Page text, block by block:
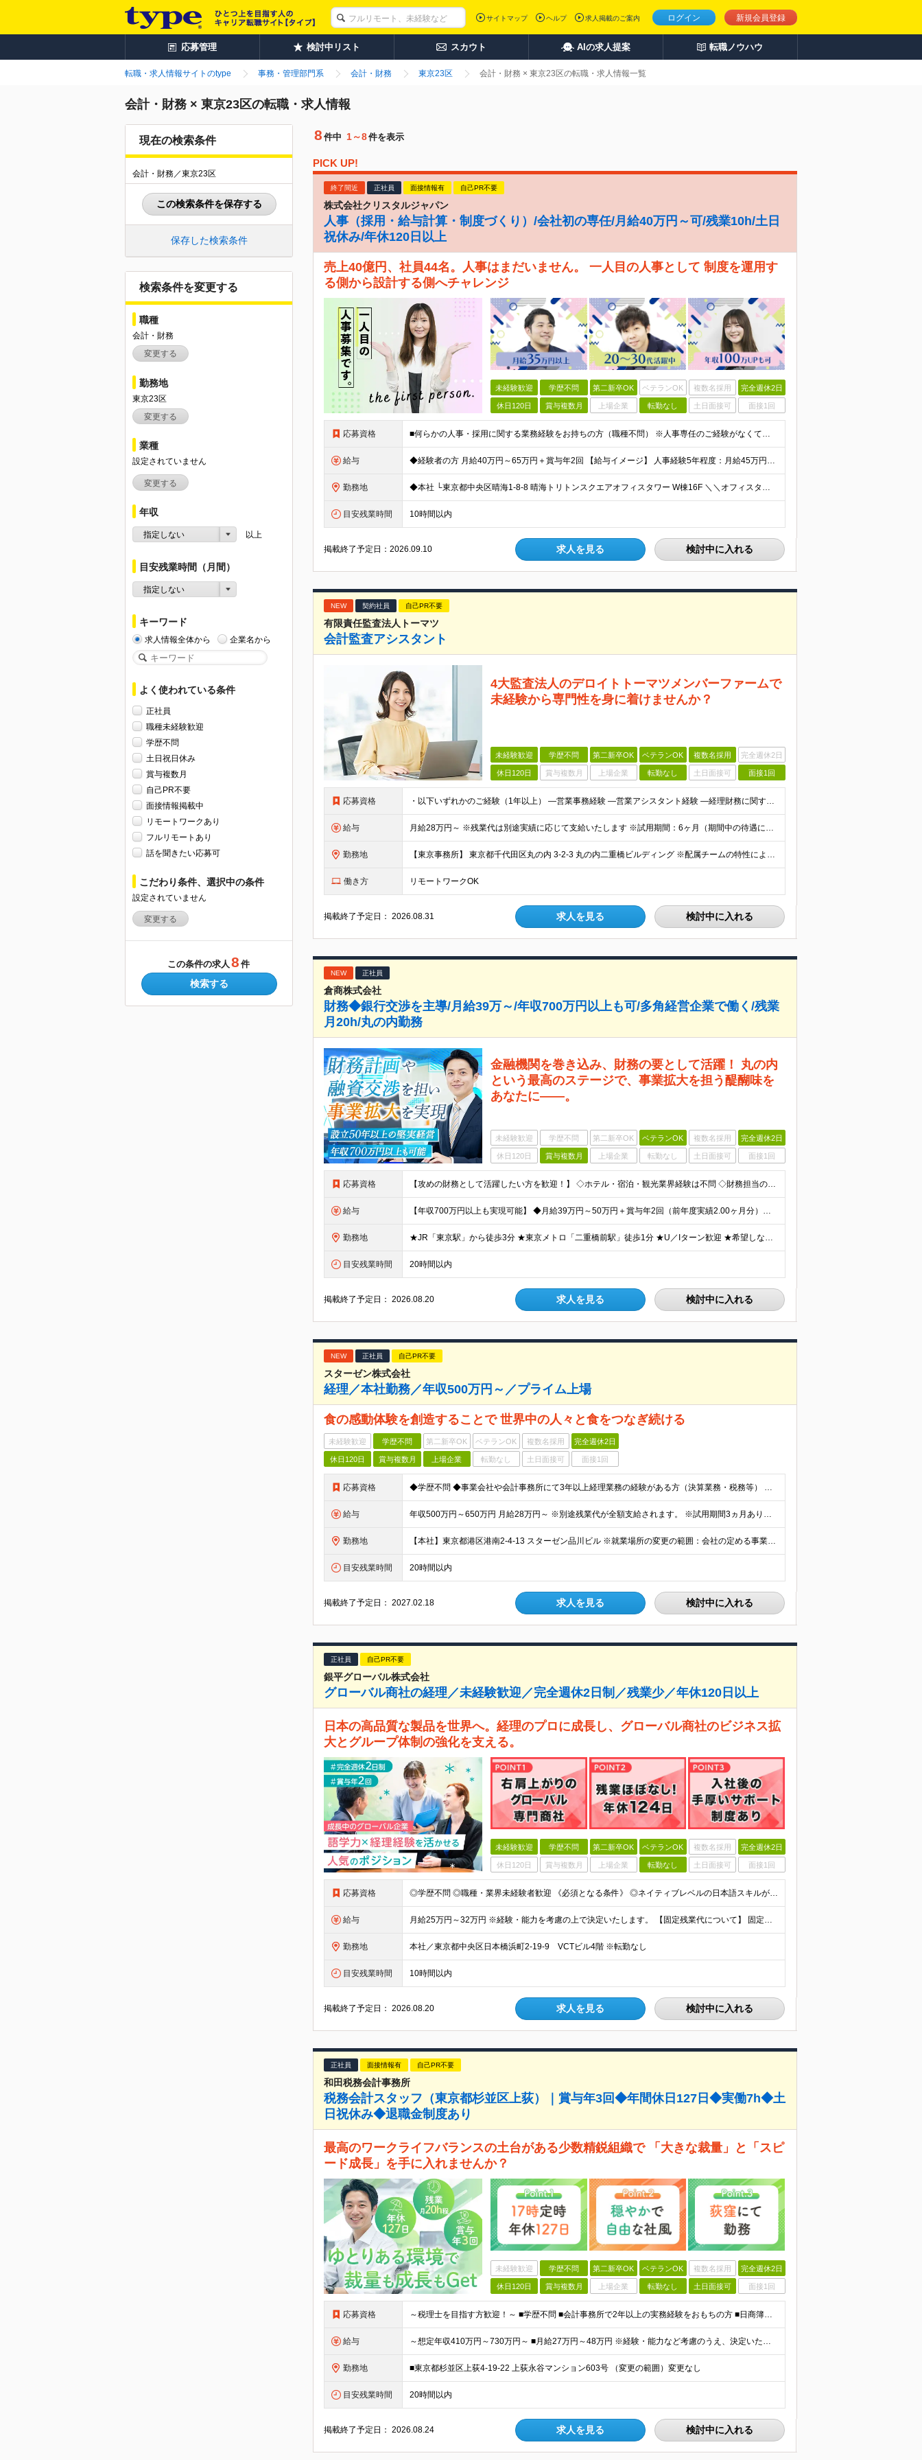
ログイン 新規会員登録
サイトマップ ヘルプ 求人掲載のご案内
応募管理 検討中リスト スカウト AIの求人提案 転職ノウハウ
転職・求人情報サイトのtype 事務・管理部門系 会計・財務 東京23区 会計・財務 × 東京23区の転職・求人情報一覧
会計・財務 × 東京23区の転職・求人情報
現在の検索条件
会計・財務／東京23区
この検索条件を保存する
保存した検索条件
検索条件を変更する
職種
会計・財務
変更する
勤務地
東京23区
変更する
業種
設定されていません
変更する
年収
指定しない 以上
目安残業時間（月間）
指定しない
キーワード
求人情報全体から 企業名から
よく使われている条件
正社員
職種未経験歓迎
学歴不問
土日祝日休み
賞与複数月
自己PR不要
面接情報掲載中
リモートワークあり
フルリモートあり
話を聞きたい応募可
こだわり条件、選択中の条件
設定されていません
変更する
この条件の求人 8 件
検索する
8 件中 1～8件を表示
PICK UP!
終了間近 正社員 面接情報有 自己PR不要
株式会社クリスタルジャパン
人事（採用・給与計算・制度づくり）/会社初の専任/月給40万円～可/残業10h/土日
祝休み/年休120日以上
売上40億円、社員44名。人事はまだいません。 一人目の人事として 制度を運用す
る側から設計する側へチャレンジ
未経験歓迎 学歴不問 第二新卒OK ベテランOK 複数名採用 完全週休2日
休日120日 賞与複数月 上場企業 転勤なし 土日面接可 面接1回
応募資格 ■何らかの人事・採用に関する業務経験をお持ちの方（職種不問） ※人事専任のご経験がなくても構いません。 総務や経理と兼務などで採用や労務に携わっていたという方も歓迎します ■学歴不問 ＜こんな方
給与 ◆経験者の方 月給40万円～65万円＋賞与年2回 【給与イメージ】 人事経験5年程度：月給45万円～ ◆未経験の方 月給35万円～65万円＋賞与年2回 ※経験・スキルを考慮のうえ、優遇いたします
勤務地 ◆本社 └東京都中央区晴海1-8-8 晴海トリトンスクエアオフィスタワー W棟16F ＼＼オフィスタワー内には商業施設が多数併設／／ カフェやレストラン、コンビニやスーパー、 100円ショップなど様
目安残業時間 10時間以内
掲載終了予定日：2026.09.10 求人を見る 検討中に入れる
NEW 契約社員 自己PR不要
有限責任監査法人トーマツ
会計監査アシスタント
4大監査法人のデロイトトーマツメンバーファームで
未経験から専門性を身に着けませんか？
未経験歓迎 学歴不問 第二新卒OK ベテランOK 複数名採用 完全週休2日
休日120日 賞与複数月 上場企業 転勤なし 土日面接可 面接1回
応募資格 ・以下いずれかのご経験（1年以上） ―営業事務経験 ―営業アシスタント経験 ―経理財務に関する経験 ・Microsoft Excel、Word、Outlook実務経験（一般的な業務使用が可能なこと）
給与 月給28万円～ ※残業代は別途実績に応じて支給いたします ※試用期間：6ヶ月（期間中の待遇に差異なし） ※1年間の有期雇用契約を5回繰り返します（最長5年） ※正社員登用制度あり
勤務地 【東京事務所】 東京都千代田区丸の内 3-2-3 丸の内二重橋ビルディング ※配属チームの特性により、監査クライアント先（東京近郊）勤務になることがあります ※変更の範囲：会社の定める範囲で変更の可能
働き方 リモートワークOK
掲載終了予定日：2026.08.31 求人を見る 検討中に入れる
NEW 正社員
倉商株式会社
財務◆銀行交渉を主導/月給39万～/年収700万円以上も可/多角経営企業で働く/残業
月20h/丸の内勤務
金融機関を巻き込み、財務の要として活躍！ 丸の内
という最高のステージで、事業拡大を担う醍醐味を
あなたに――。
未経験歓迎 学歴不問 第二新卒OK ベテランOK 複数名採用 完全週休2日
休日120日 賞与複数月 上場企業 転勤なし 土日面接可 面接1回
応募資格 【攻めの財務として活躍したい方を歓迎！】 ◇ホテル・宿泊・観光業界経験は不問 ◇財務担当の実務経験がある方は特に歓迎いたします ■必須要件：銀行交渉などの対外折衝経験または金融機関での融資担当経験 ■
給与 【年収700万円以上も実現可能】 ◆月給39万円～50万円＋賞与年2回（前年度実績2.00ヶ月分）＋諸手当 ┗初年度年収：550万円～750万円 ※能力・実績を考慮の上、当社規定により決定・優遇いた
勤務地 ★JR「東京駅」から徒歩3分 ★東京メトロ「二重橋前駅」徒歩1分 ★U／Iターン歓迎 ★希望しない転勤なし 【東京支店】東京都千代田区丸の内二丁目3番2号 郵船ビル5階 (変更の範囲)上記を除く当
目安残業時間 20時間以内
掲載終了予定日：2026.08.20 求人を見る 検討中に入れる
NEW 正社員 自己PR不要
スターゼン株式会社
経理／本社勤務／年収500万円～／プライム上場
食の感動体験を創造することで 世界中の人々と食をつなぎ続ける
未経験歓迎 学歴不問 第二新卒OK ベテランOK 複数名採用 完全週休2日
休日120日 賞与複数月 上場企業 転勤なし 土日面接可 面接1回
応募資格 ◆学歴不問 ◆事業会社や会計事務所にて3年以上経理業務の経験がある方（決算業務・税務等） ★経理経験がない場合でも、ポテンシャルが高い方の採用も積極的に検討します。
給与 年収500万円～650万円 月給28万円～ ※別途残業代が全額支給されます。 ※試用期間3ヵ月あり。試用期間中の給与・待遇に差異はありません。
勤務地 【本社】東京都港区港南2-4-13 スターゼン品川ビル ※就業場所の変更の範囲：会社の定める事業所（限定なし）
目安残業時間 20時間以内
掲載終了予定日：2027.02.18 求人を見る 検討中に入れる
正社員 自己PR不要
銀平グローバル株式会社
グローバル商社の経理／未経験歓迎／完全週休2日制／残業少／年休120日以上
日本の高品質な製品を世界へ。経理のプロに成長し、グローバル商社のビジネス拡
大とグループ体制の強化を支える。
未経験歓迎 学歴不問 第二新卒OK ベテランOK 複数名採用 完全週休2日
休日120日 賞与複数月 上場企業 転勤なし 土日面接可 面接1回
応募資格 ◎学歴不問 ◎職種・業界未経験者歓迎 《必須となる条件》 ◎ネイティブレベルの日本語スキルがある └日常的に日本語での対応が発生するため Native Japanese speaking, writ
給与 月給25万円～32万円 ※経験・能力を考慮の上で決定いたします。 【固定残業代について】 固定残業20時間分（32,400円）を含む ※超過分は別途全額支給
勤務地 本社／東京都中央区日本橋浜町2-19-9 VCTビル4階 ※転勤なし
目安残業時間 10時間以内
掲載終了予定日：2026.08.20 求人を見る 検討中に入れる
正社員 面接情報有 自己PR不要
和田税務会計事務所
税務会計スタッフ（東京都杉並区上荻）｜賞与年3回◆年間休日127日◆実働7h◆土
日祝休み◆退職金制度あり
最高のワークライフバランスの土台がある少数精鋭組織で 「大きな裁量」と「スピ
ード成長」を手に入れませんか？
未経験歓迎 学歴不問 第二新卒OK ベテランOK 複数名採用 完全週休2日
休日120日 賞与複数月 上場企業 転勤なし 土日面接可 面接1回
応募資格 ～税理士を目指す方歓迎！～ ■学歴不問 ■会計事務所で2年以上の実務経験をおもちの方 ■日商簿記2級以上
給与 ～想定年収410万円～730万円～ ■月給27万円～48万円 ※経験・能力など考慮のうえ、決定いたします ※上記は固定残業代（月20～40時間分：7万円～15万円）を含む額です。超過分は別途全額支給し
勤務地 ■東京都杉並区上荻4-19-22 上荻永谷マンション603号 （変更の範囲）変更なし
目安残業時間 20時間以内
掲載終了予定日：2026.08.24 求人を見る 検討中に入れる